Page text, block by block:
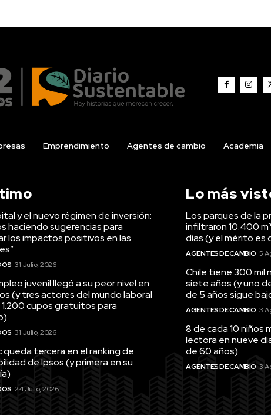
Emprendimiento Agentes de cambio Academia
y el nuevo régimen de inversión:
haciendo sugerencias para
los impactos positivos en las
31 Julio, 2026
juvenil llegó a su peor nivel en
(y tres actores del mundo laboral
cupos gratuitos para
31 Julio, 2026
queda tercera en el ranking de
de Ipsos (y primera en su
24 Julio, 2026
Lo más
Los parques de la
infiltraron 10.400
días (y el mérito es
AGENTES DE CAMBIO 5
Chile tiene 300 mil
siete años (y uno
de 5 años sigue
AGENTES DE CAMBIO 3
8 de cada 10 niños
lectora en nueve
de 60 años)
AGENTES DE CAMBIO 3